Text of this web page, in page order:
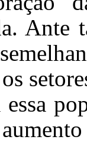
Ante
essa